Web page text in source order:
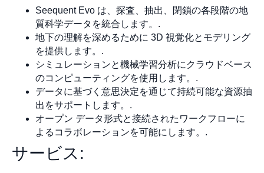
Seequent Evo は、探査、抽出、閉鎖の各段階の地
質科学データを統合します。.
地下の理解を深めるために 3D 視覚化とモデリング
を提供します。.
シミュレーションと機械学習分析にクラウドベース
のコンピューティングを使用します。.
データに基づく意思決定を通じて持続可能な資源抽
出をサポートします。.
オープン データ形式と接続されたワークフローに
よるコラボレーションを可能にします。.
サービス: